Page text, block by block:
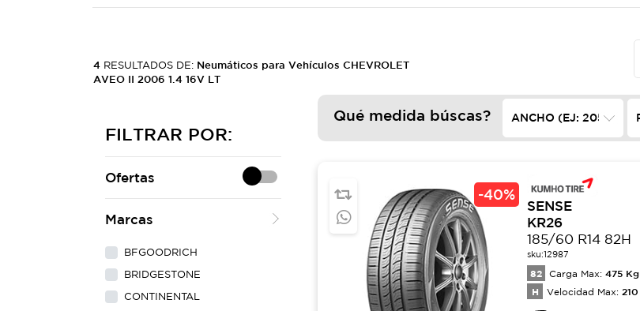
4 RESULTADOS DE: Neumáticos para Vehículos CHEVROLET
AVEO II 2006 1.4 16V LT
FILTRAR POR:
Ofertas
Marcas
BFGOODRICH
BRIDGESTONE
CONTINENTAL
Qué medida búscas?
-40%
SENSE
KR26
185/60 R14 82H
sku:12987
82 Carga Max: 475 Kg
H Velocidad Max: 210